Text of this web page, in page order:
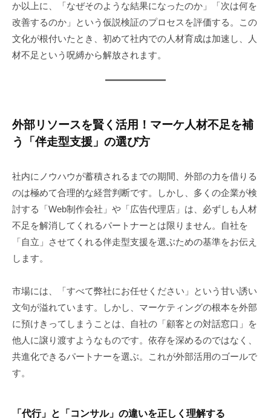
か以上に、「なぜそのような結果になったのか」「次は何を
改善するのか」という仮説検証のプロセスを評価する。この
文化が根付いたとき、初めて社内での人材育成は加速し、人
材不足という呪縛から解放されます。
外部リソースを賢く活用！マーケ人材不足を補
う「伴走型支援」の選び方
社内にノウハウが蓄積されるまでの期間、外部の力を借りる
のは極めて合理的な経営判断です。しかし、多くの企業が検
討する「Web制作会社」や「広告代理店」は、必ずしも人材
不足を解消してくれるパートナーとは限りません。自社を
「自立」させてくれる伴走型支援を選ぶための基準をお伝え
します。
市場には、「すべて弊社にお任せください」という甘い誘い
文句が溢れています。しかし、マーケティングの根本を外部
に預けきってしまうことは、自社の「顧客との対話窓口」を
他人に譲り渡すようなものです。依存を深めるのではなく、
共進化できるパートナーを選ぶ。これが外部活用のゴールで
す。
「代行」と「コンサル」の違いを正しく理解する